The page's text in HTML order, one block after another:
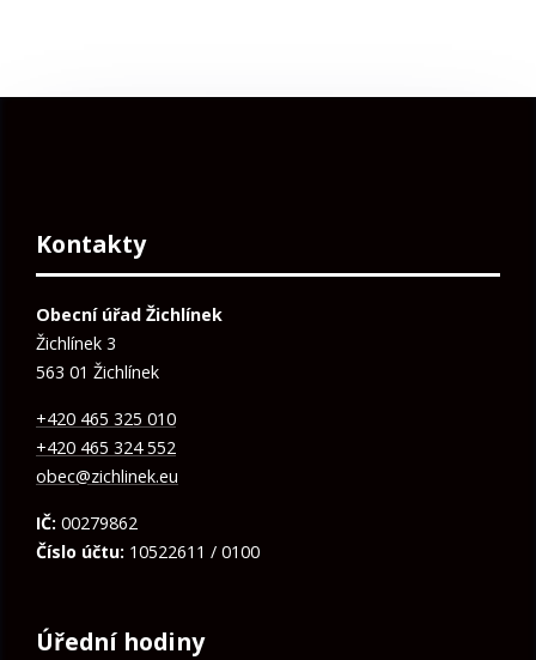
Kontakty
Obecní úřad Žichlínek
Žichlínek 3
563 01 Žichlínek
+420 465 325 010
+420 465 324 552
obec@zichlinek.eu
IČ: 00279862
Číslo účtu: 10522611 / 0100
Úřední hodiny